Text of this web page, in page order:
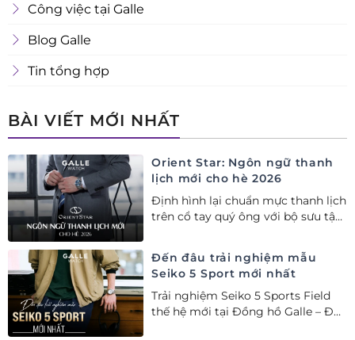
Công việc tại Galle
Blog Galle
Tin tổng hợp
BÀI VIẾT MỚI NHẤT
Orient Star: Ngôn ngữ thanh
lịch mới cho hè 2026
Định hình lại chuẩn mực thanh lịch
trên cổ tay quý ông với bộ sưu tập
Đến đâu trải nghiệm mẫu
Seiko 5 Sport mới nhất
Trải nghiệm Seiko 5 Sports Field
thế hệ mới tại Đồng hồ Galle – Đại